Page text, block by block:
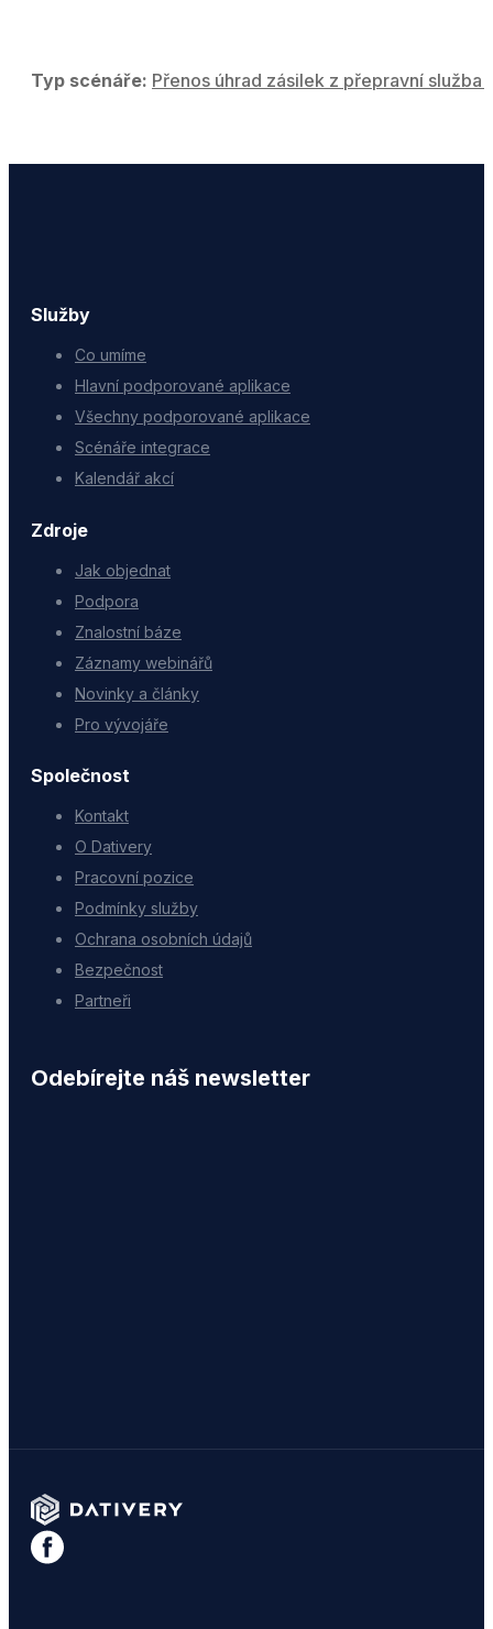
Typ scénáře: Přenos úhrad zásilek z přepravní služba
Služby
Co umíme
Hlavní podporované aplikace
Všechny podporované aplikace
Scénáře integrace
Kalendář akcí
Zdroje
Jak objednat
Podpora
Znalostní báze
Záznamy webinářů
Novinky a články
Pro vývojáře
Společnost
Kontakt
O Dativery
Pracovní pozice
Podmínky služby
Ochrana osobních údajů
Bezpečnost
Partneři
Odebírejte náš newsletter